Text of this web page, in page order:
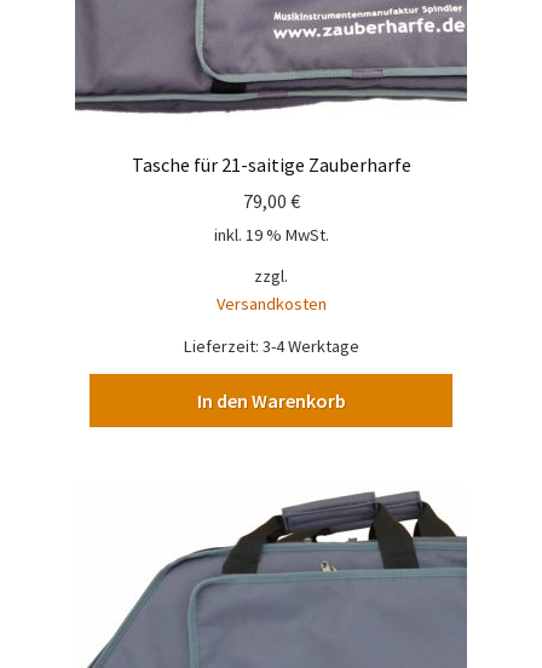
Tasche für 21-saitige Zauberharfe
79,00 €
inkl. 19 % MwSt.
zzgl.
Versandkosten
Lieferzeit: 3-4 Werktage
In den Warenkorb